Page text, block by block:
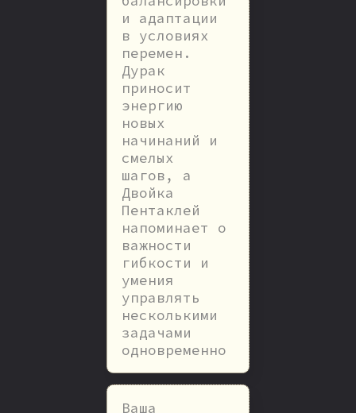
и адаптации
в условиях
перемен.
Дурак
приносит
энергию
новых
начинаний и
смелых
шагов, а
Двойка
Пентаклей
напоминает о
важности
гибкости и
умения
управлять
несколькими
задачами
одновременно
Ваша